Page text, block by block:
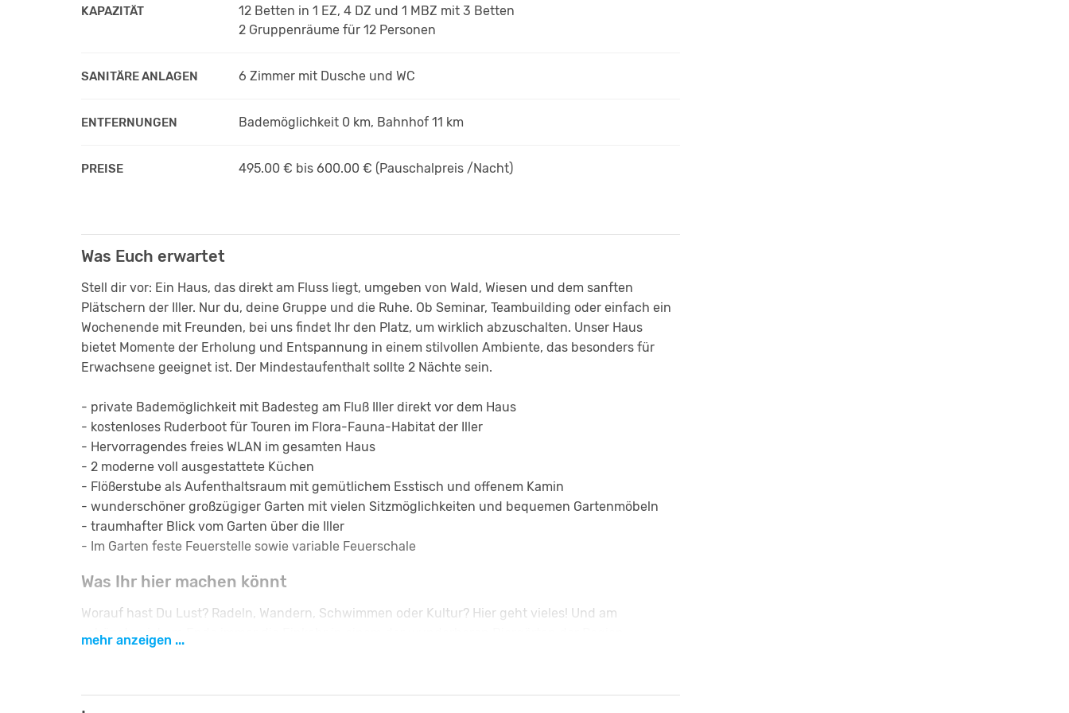
KAPAZITÄT 12 Betten in 1 EZ, 4 DZ und 1 MBZ mit 3 Betten
2 Gruppenräume für 12 Personen
SANITÄRE ANLAGEN 6 Zimmer mit Dusche und WC
ENTFERNUNGEN Bademöglichkeit 0 km, Bahnhof 11 km
PREISE 495.00 € bis 600.00 € (Pauschalpreis /Nacht)
Was Euch erwartet
Stell dir vor: Ein Haus, das direkt am Fluss liegt, umgeben von Wald, Wiesen und dem sanften
Plätschern der Iller. Nur du, deine Gruppe und die Ruhe. Ob Seminar, Teambuilding oder einfach ein
Wochenende mit Freunden, bei uns findet Ihr den Platz, um wirklich abzuschalten. Unser Haus
bietet Momente der Erholung und Entspannung in einem stilvollen Ambiente, das besonders für
Erwachsene geeignet ist. Der Mindestaufenthalt sollte 2 Nächte sein.
- private Bademöglichkeit mit Badesteg am Fluß Iller direkt vor dem Haus
- kostenloses Ruderboot für Touren im Flora-Fauna-Habitat der Iller
- Hervorragendes freies WLAN im gesamten Haus
- 2 moderne voll ausgestattete Küchen
- Flößerstube als Aufenthaltsraum mit gemütlichem Esstisch und offenem Kamin
- wunderschöner großzügiger Garten mit vielen Sitzmöglichkeiten und bequemen Gartenmöbeln
- traumhafter Blick vom Garten über die Iller
- Im Garten feste Feuerstelle sowie variable Feuerschale
Was Ihr hier machen könnt
Worauf hast Du Lust? Radeln, Wandern, Schwimmen oder Kultur? Hier geht vieles! Und am
schönsten ist am Ende immer die Einkehr in einem der wunderbaren Biergärten der Region.
- Viele Wanderwege direkt ab unserem Haus und in der Region Oberallgäu
mehr anzeigen ...